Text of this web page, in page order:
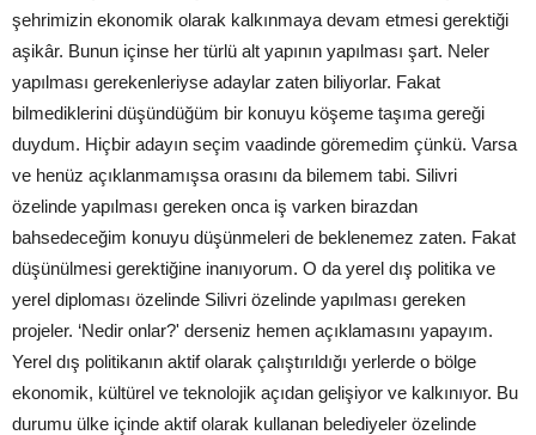
şehrimizin ekonomik olarak kalkınmaya devam etmesi gerektiği
aşikâr. Bunun içinse her türlü alt yapının yapılması şart. Neler
yapılması gerekenleriyse adaylar zaten biliyorlar. Fakat
bilmediklerini düşündüğüm bir konuyu köşeme taşıma gereği
duydum. Hiçbir adayın seçim vaadinde göremedim çünkü. Varsa
ve henüz açıklanmamışsa orasını da bilemem tabi. Silivri
özelinde yapılması gereken onca iş varken birazdan
bahsedeceğim konuyu düşünmeleri de beklenemez zaten. Fakat
düşünülmesi gerektiğine inanıyorum. O da yerel dış politika ve
yerel diploması özelinde Silivri özelinde yapılması gereken
projeler. ‘Nedir onlar?' derseniz hemen açıklamasını yapayım.
Yerel dış politikanın aktif olarak çalıştırıldığı yerlerde o bölge
ekonomik, kültürel ve teknolojik açıdan gelişiyor ve kalkınıyor. Bu
durumu ülke içinde aktif olarak kullanan belediyeler özelinde